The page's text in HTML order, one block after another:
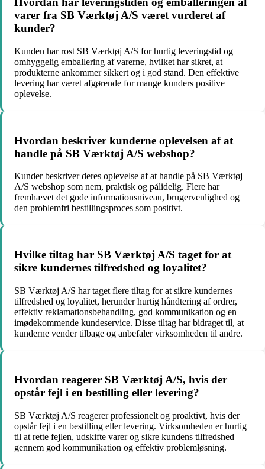
varer fra SB Værktøj A/S været vurderet af
kunder?
Kunden har rost SB Værktøj A/S for hurtig leveringstid og
omhyggelig emballering af varerne, hvilket har sikret, at
produkterne ankommer sikkert og i god stand. Den effektive
levering har været afgørende for mange kunders positive
oplevelse.
Hvordan beskriver kunderne oplevelsen af at
handle på SB Værktøj A/S webshop?
Kunder beskriver deres oplevelse af at handle på SB Værktøj
A/S webshop som nem, praktisk og pålidelig. Flere har
fremhævet det gode informationsniveau, brugervenlighed og
den problemfri bestillingsproces som positivt.
Hvilke tiltag har SB Værktøj A/S taget for at
sikre kundernes tilfredshed og loyalitet?
SB Værktøj A/S har taget flere tiltag for at sikre kundernes
tilfredshed og loyalitet, herunder hurtig håndtering af ordrer,
effektiv reklamationsbehandling, god kommunikation og en
imødekommende kundeservice. Disse tiltag har bidraget til, at
kunderne vender tilbage og anbefaler virksomheden til andre.
Hvordan reagerer SB Værktøj A/S, hvis der
opstår fejl i en bestilling eller levering?
SB Værktøj A/S reagerer professionelt og proaktivt, hvis der
opstår fejl i en bestilling eller levering. Virksomheden er hurtig
til at rette fejlen, udskifte varer og sikre kundens tilfredshed
gennem god kommunikation og effektiv problemløsning.